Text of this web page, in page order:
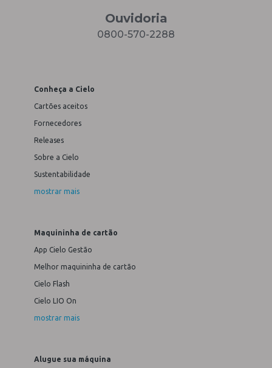
Ouvidoria
0800-570-2288
Conheça a Cielo
Cartões aceitos
Fornecedores
Releases
Sobre a Cielo
Sustentabilidade
mostrar mais
Maquininha de cartão
App Cielo Gestão
Melhor maquininha de cartão
Cielo Flash
Cielo LIO On
mostrar mais
Alugue sua máquina